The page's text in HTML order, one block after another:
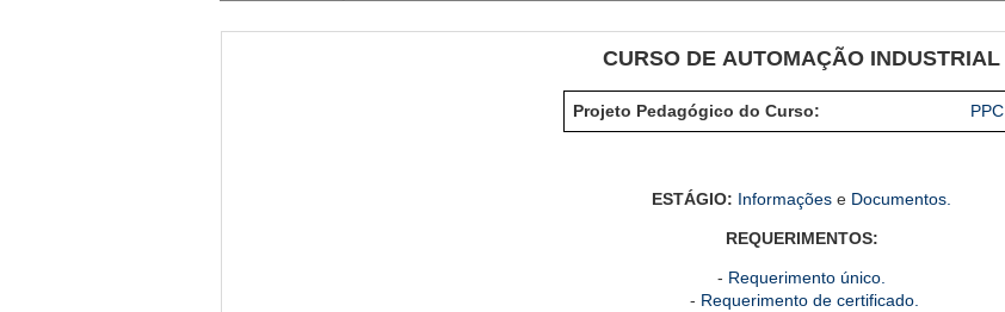
CURSO DE AUTOMAÇÃO INDUSTRIAL
Projeto Pedagógico do Curso: PPC
ESTÁGIO: Informações e Documentos.
REQUERIMENTOS:
- Requerimento único.
- Requerimento de certificado.